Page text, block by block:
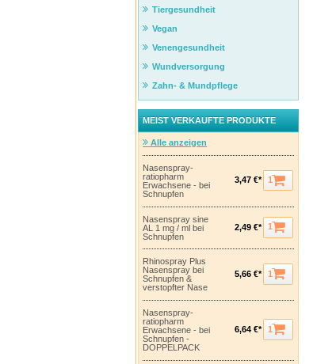
Tiergesundheit
Vegan
Venengesundheit
Wundversorgung
Zahn- & Mundpflege
MEIST VERKAUFTE PRODUKTE
Alle anzeigen
Nasenspray-
ratiopharm
Erwachsene - bei
Schnupfen
3,47 €* 1
Nasenspray sine
AL 1 mg / ml bei
Schnupfen
2,49 €* 1
Rhinospray Plus
Nasenspray bei
Schnupfen &
verstopfter Nase
5,66 €* 1
Nasenspray-
ratiopharm
Erwachsene - bei
Schnupfen -
DOPPELPACK
6,64 €* 1